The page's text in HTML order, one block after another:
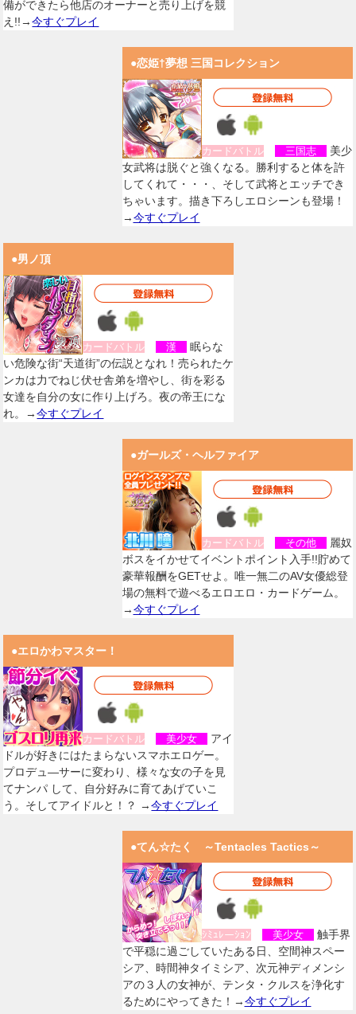
備ができたら他店のオーナーと売り上げを競
え!!→今すぐプレイ
●恋姫†夢想 三国コレクション
カードバトル 三国志
美少
女武将は脱ぐと強くなる。勝利すると体を許
してくれて・・・、そして武将とエッチでき
ちゃいます。描き下ろしエロシーンも登場！
→今すぐプレイ
●男ノ頂
カードバトル 漢
眠らな
い危険な街“天道街”の伝説となれ！売られたケ
ンカは力でねじ伏せ舎弟を増やし、街を彩る
女達を自分の女に作り上げろ。夜の帝王にな
れ。→今すぐプレイ
●ガールズ・ヘルファイア
カードバトル その他
麗奴
ボスをイかせてイベントポイント入手!!貯めて
豪華報酬をGETせよ。唯一無二のAV女優総登
場の無料で遊べるエロエロ・カードゲーム。
→今すぐプレイ
●エロかわマスター！
カードバトル 美少女
アイ
ドルが好きにはたまらないスマホエロゲー。
プロデュ―サーに変わり、様々な女の子を見
てナンパ して、自分好みに育てあげていこ
う。そしてアイドルと！？ →今すぐプレイ
●てん☆たく ～Tentacles Tactics～
ｼﾐｭﾚーｼｮﾝ 美少女
触手界
で平穏に過ごしていたある日、空間神スペー
シア、時間神タイミシア、次元神ディメンシ
アの３人の女神が、テンタ・クルスを浄化す
るためにやってきた！→今すぐプレイ